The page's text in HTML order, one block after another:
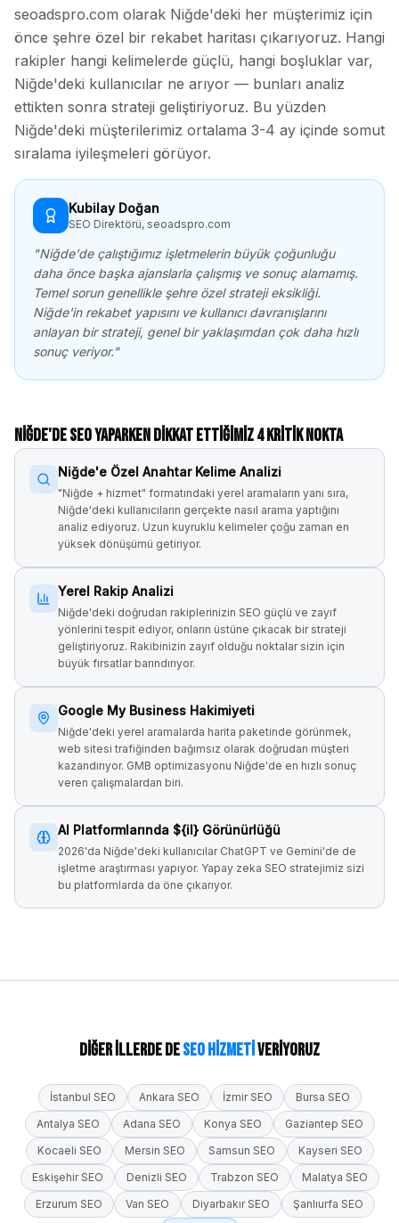
seoadspro.com olarak Niğde'deki her müşterimiz için
önce şehre özel bir rekabet haritası çıkarıyoruz. Hangi
rakipler hangi kelimelerde güçlü, hangi boşluklar var,
Niğde'deki kullanıcılar ne arıyor — bunları analiz
ettikten sonra strateji geliştiriyoruz. Bu yüzden
Niğde'deki müşterilerimiz ortalama 3-4 ay içinde somut
sıralama iyileşmeleri görüyor.
Kubilay Doğan
SEO Direktörü, seoadspro.com
"Niğde'de çalıştığımız işletmelerin büyük çoğunluğu
daha önce başka ajanslarla çalışmış ve sonuç alamamış.
Temel sorun genellikle şehre özel strateji eksikliği.
Niğde'in rekabet yapısını ve kullanıcı davranışlarını
anlayan bir strateji, genel bir yaklaşımdan çok daha hızlı
sonuç veriyor."
Niğde'de SEO Yaparken Dikkat Ettiğimiz 4 Kritik Nokta
Niğde'e Özel Anahtar Kelime Analizi
"Niğde + hizmet" formatındaki yerel aramaların yanı sıra,
Niğde'deki kullanıcıların gerçekte nasıl arama yaptığını
analiz ediyoruz. Uzun kuyruklu kelimeler çoğu zaman en
yüksek dönüşümü getiriyor.
Yerel Rakip Analizi
Niğde'deki doğrudan rakiplerinizin SEO güçlü ve zayıf
yönlerini tespit ediyor, onların üstüne çıkacak bir strateji
geliştiriyoruz. Rakibinizin zayıf olduğu noktalar sizin için
büyük fırsatlar barındırıyor.
Google My Business Hakimiyeti
Niğde'deki yerel aramalarda harita paketinde görünmek,
web sitesi trafiğinden bağımsız olarak doğrudan müşteri
kazandırıyor. GMB optimizasyonu Niğde'de en hızlı sonuç
veren çalışmalardan biri.
AI Platformlarında ${il} Görünürlüğü
2026'da Niğde'deki kullanıcılar ChatGPT ve Gemini'de de
işletme araştırması yapıyor. Yapay zeka SEO stratejimiz sizi
bu platformlarda da öne çıkarıyor.
Diğer İllerde deSEO HizmetiVeriyoruz
İstanbul SEO Ankara SEO İzmirSEO Bursa SEO
Antalya SEO Adana SEO Konya SEO Gaziantep SEO
Kocaeli SEO Mersin SEO Samsun SEO Kayseri SEO
EskişehirSEO Denizli SEO Trabzon SEO Malatya SEO
Erzurum SEO Van SEO DiyarbakırSEO Şanlıurfa SEO